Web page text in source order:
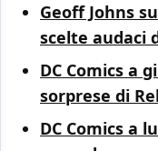
Geoff Johns
scelte audaci
DC Comics a
sorprese di
DC Comics a